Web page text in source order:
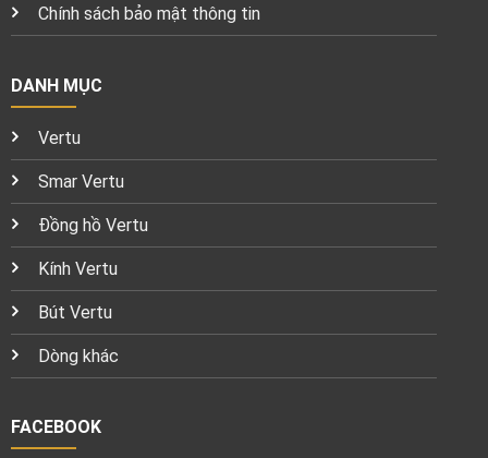
Chính sách bảo mật thông tin
DANH MỤC
Vertu
Smar Vertu
Đồng hồ Vertu
Kính Vertu
Bút Vertu
Dòng khác
FACEBOOK